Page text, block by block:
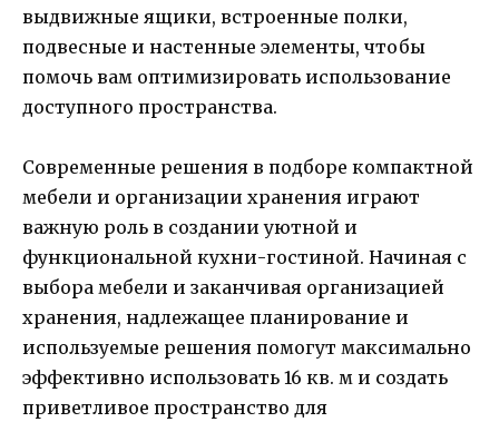
выдвижные ящики, встроенные полки,
подвесные и настенные элементы, чтобы
помочь вам оптимизировать использование
доступного пространства.
Современные решения в подборе компактной
мебели и организации хранения играют
важную роль в создании уютной и
функциональной кухни-гостиной. Начиная с
выбора мебели и заканчивая организацией
хранения, надлежащее планирование и
используемые решения помогут максимально
эффективно использовать 16 кв. м и создать
приветливое пространство для